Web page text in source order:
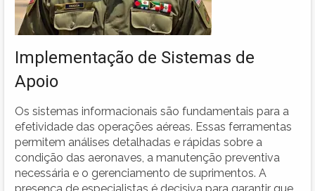
Implementação de Sistemas de
Apoio
Os sistemas informacionais são fundamentais para a
efetividade das operações aéreas. Essas ferramentas
permitem análises detalhadas e rápidas sobre a
condição das aeronaves, a manutenção preventiva
necessária e o gerenciamento de suprimentos. A
presença de especialistas é decisiva para garantir que